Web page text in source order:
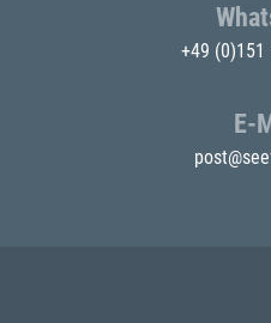
+49 (0)151
E-